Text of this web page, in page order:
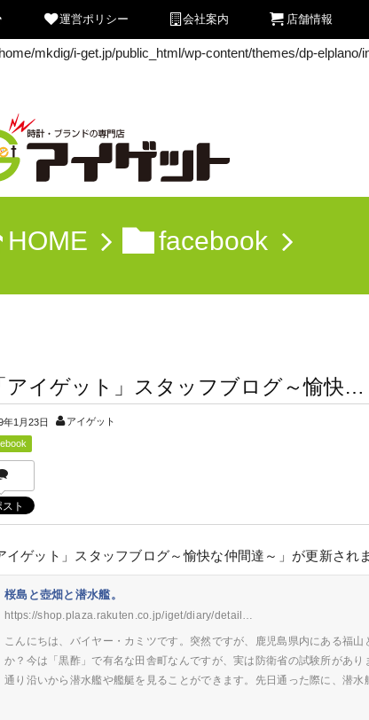
mkdig/i-get.jp/public_html/wp-content/themes/dp-elplano/
mkdig/i-get.jp/public_html/wp-content/themes/dp-elplano/
運営ポリシー 会社案内 店舗情報
HOME facebook
アイゲット」スタッフブログ～愉快…
年1月23日 アイゲット
イゲット」スタッフブログ～愉快な仲間達～」が更新され
桜島と壺畑と潜水艦。
https://shop.plaza.rakuten.co.jp/iget/diary/detail…
こんにちは、バイヤー・カミツです。突然ですが、鹿児島県内にある福山
か？今は「黒酢」で有名な田舎町なんですが、実は防衛省の試験所があり
通り沿いから潜水艦や艦艇を見ることができます。先日通った際に、潜